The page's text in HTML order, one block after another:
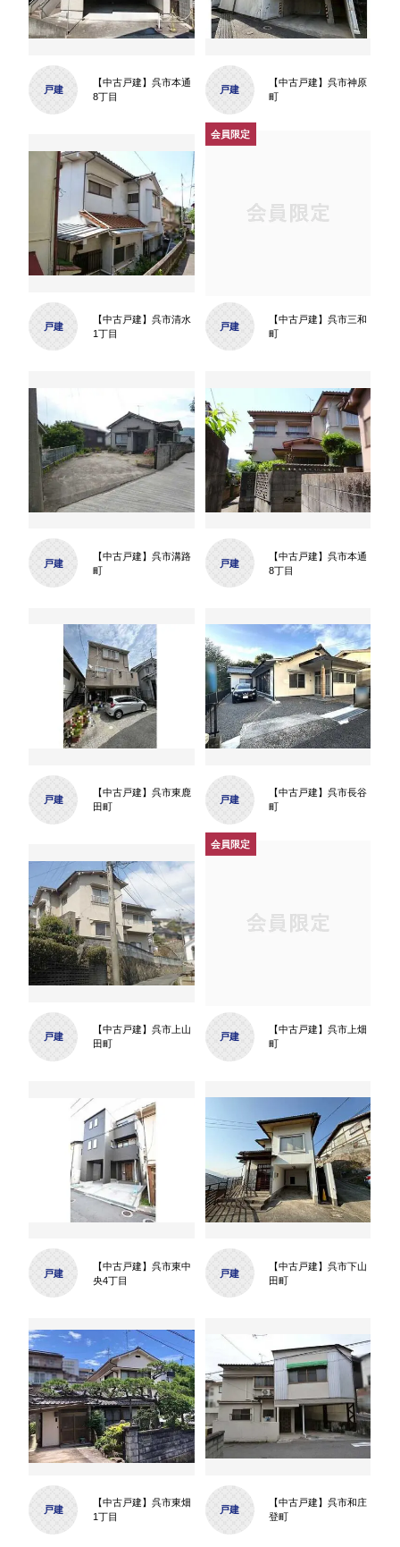
戸建
【中古戸建】呉市本通
8丁目
戸建
【中古戸建】呉市神原
町
戸建
【中古戸建】呉市清水
1丁目
戸建
【中古戸建】呉市三和
町
戸建
【中古戸建】呉市溝路
町
戸建
【中古戸建】呉市本通
8丁目
戸建
【中古戸建】呉市東鹿
田町
戸建
【中古戸建】呉市長谷
町
戸建
【中古戸建】呉市上山
田町
戸建
【中古戸建】呉市上畑
町
戸建
【中古戸建】呉市東中
央4丁目
戸建
【中古戸建】呉市下山
田町
戸建
【中古戸建】呉市東畑
1丁目
戸建
【中古戸建】呉市和庄
登町